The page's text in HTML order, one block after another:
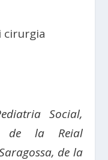
cirurgia
Social,
de la Reial
de la